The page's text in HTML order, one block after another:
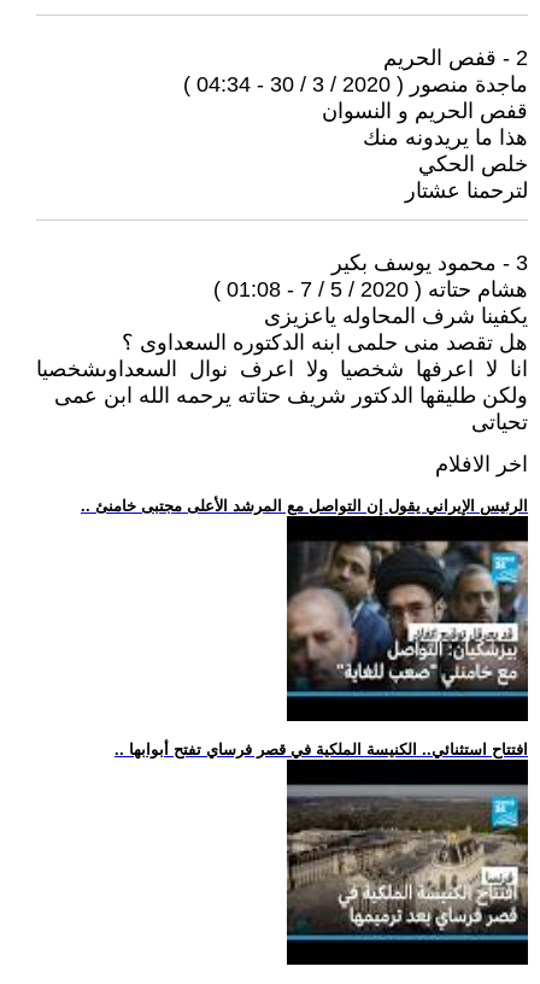
2 - قفص الحريم
ماجدة منصور ( 2020 / 3 / 30 - 04:34 )
قفص الحريم و النسوان
هذا ما يريدونه منك
خلص الحكي
لترحمنا عشتار
3 - محمود يوسف بكير
هشام حتاته ( 2020 / 5 / 7 - 01:08 )
يكفينا شرف المحاوله ياعزيزى
هل تقصد منى حلمى ابنه الدكتوره السعداوى ؟
انا لا اعرفها شخصيا ولا اعرف نوال السعداوىشخصيا
ولكن طليقها الدكتور شريف حتاته يرحمه الله ابن عمى
تحياتى
اخر الافلام
.. الرئيس الإيراني يقول إن التواصل مع المرشد الأعلى مجتبى خامنئ
.. افتتاح استثنائي.. الكنيسة الملكية في قصر فرساي تفتح أبوابها